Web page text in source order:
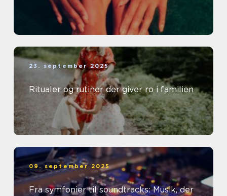
23. september 2025
Ritualer og rutiner der giver ro i familien
09. september 2025
Fra symfonier til soundtracks: Musik, der